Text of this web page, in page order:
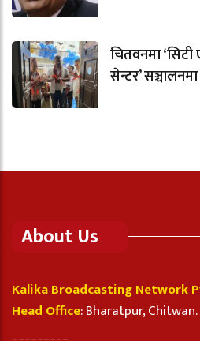
चितवनमा ‘सिटी
सेन्टर’ सञ्चालनमा
About Us
Kalika Broadcasting Network
Head Office: Bharatpur, Chitwan.